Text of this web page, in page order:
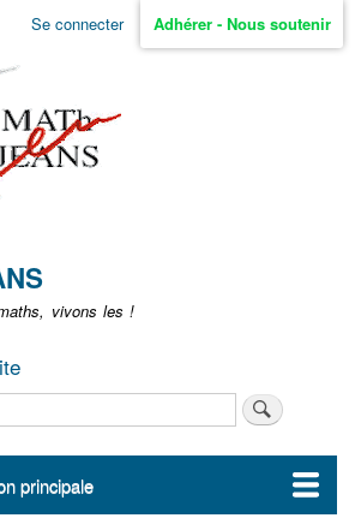
Aller
Se connecter Adhérer - Nous soutenir
vivons les !
principale